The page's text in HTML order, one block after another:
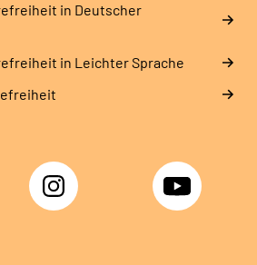
in Deutscher
in Leichter Sprache
Instagram YouTube